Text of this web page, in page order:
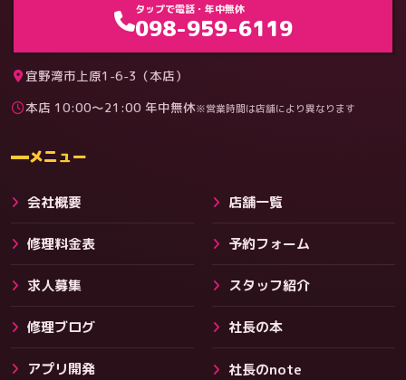
料金
タップで電話・年中無休
098-959-6119
宜野湾市上原1-6-3（本店）
本店 10:00〜21:00 年中無休※営業時間は店舗により異なります
メニュー
会社概要 店舗一覧
修理料金表 予約フォーム
求人募集 スタッフ紹介
修理ブログ 社長の本
アプリ開発 社長のnote